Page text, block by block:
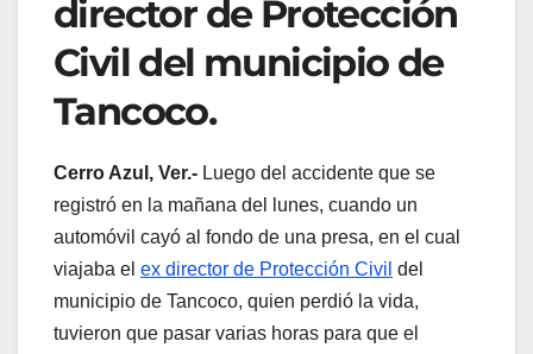
director de Protección
Civil del municipio de
Tancoco.
Cerro Azul, Ver.- Luego del accidente que se
registró en la mañana del lunes, cuando un
automóvil cayó al fondo de una presa, en el cual
viajaba el ex director de Protección Civil del
municipio de Tancoco, quien perdió la vida,
tuvieron que pasar varias horas para que el